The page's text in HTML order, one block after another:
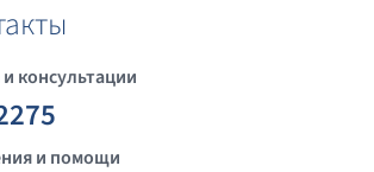
консультации
и помощи